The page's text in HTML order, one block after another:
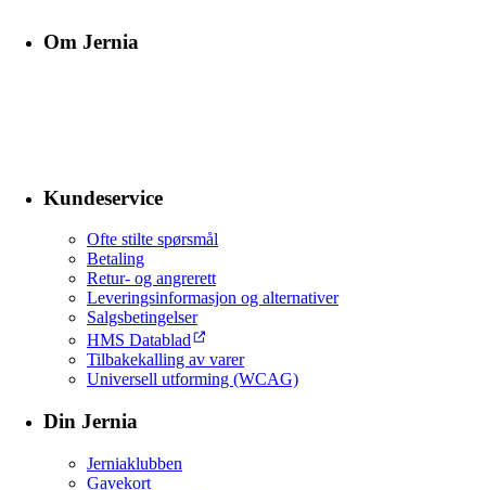
Om Jernia
Kundeservice
Ofte stilte spørsmål
Betaling
Retur- og angrerett
Leveringsinformasjon og alternativer
Salgsbetingelser
HMS Datablad
Tilbakekalling av varer
Universell utforming (WCAG)
Din Jernia
Jerniaklubben
Gavekort